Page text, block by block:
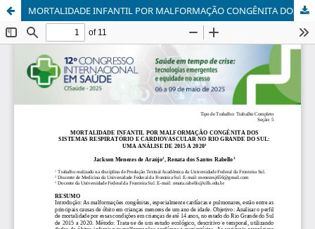
MORTALIDADE INFANTIL POR MALFORMAÇÃO CONGÊNITA DOS SISTEMAS RESPIRATÓRIO E CARDIOVASCULAR NO RIO GRANDE DO SUL: UMA ANÁLISE DE 2015 A 2020